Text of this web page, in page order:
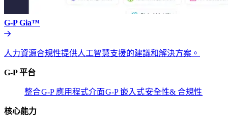
G-P Gia™​​
人力資源合規性提供人工智慧支援的建議和解決方案。​​
G-P 平台​​
整合​​G-P 應用程式介面​​G-P 嵌入式​​安全性& 合規性​​
核心能力​​